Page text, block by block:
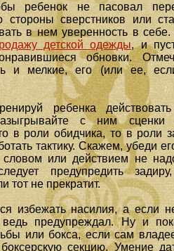
ребенок не пасовал
стороны сверстников или
в нем уверенность в
детской одежды, и
обновки.
и мелкие, его (или ее,
ребенка
с ним
в роли обидчика, то в роли
тактику. Скажем, убеди
словом или действием не
предупредить
тот не прекратит.
избежать насилия, а если
предупреждал. Ну и
или бокса, если сам
секцию. Умение